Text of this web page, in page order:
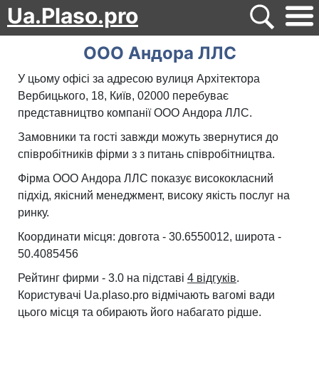
Ua.Plaso.pro
ООО Андора ЛЛС
У цьому офісі за адресою вулиця Архітектора
Вербицького, 18, Київ, 02000 перебуває
представництво компанії ООО Андора ЛЛС.
Замовники та гості завжди можуть звернутися до
співробітників фірми з з питань співробітництва.
Фірма ООО Андора ЛЛС показує висококласний
підхід, якісний менеджмент, високу якість послуг на
ринку.
Координати місця: довгота - 30.6550012, широта -
50.4085456
Рейтинг фирми - 3.0 на підставі 4 відгуків.
Користувачі Ua.plaso.pro відмічають вагомі вади
цього місця та обирають його набагато рідше.